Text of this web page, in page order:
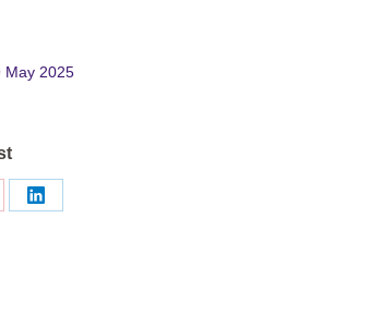
May 2025
Share